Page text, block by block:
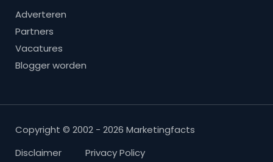
Adverteren
Partners
Vacatures
Blogger worden
Copyright © 2002 - 2026 Marketingfacts
Disclaimer
Privacy Policy